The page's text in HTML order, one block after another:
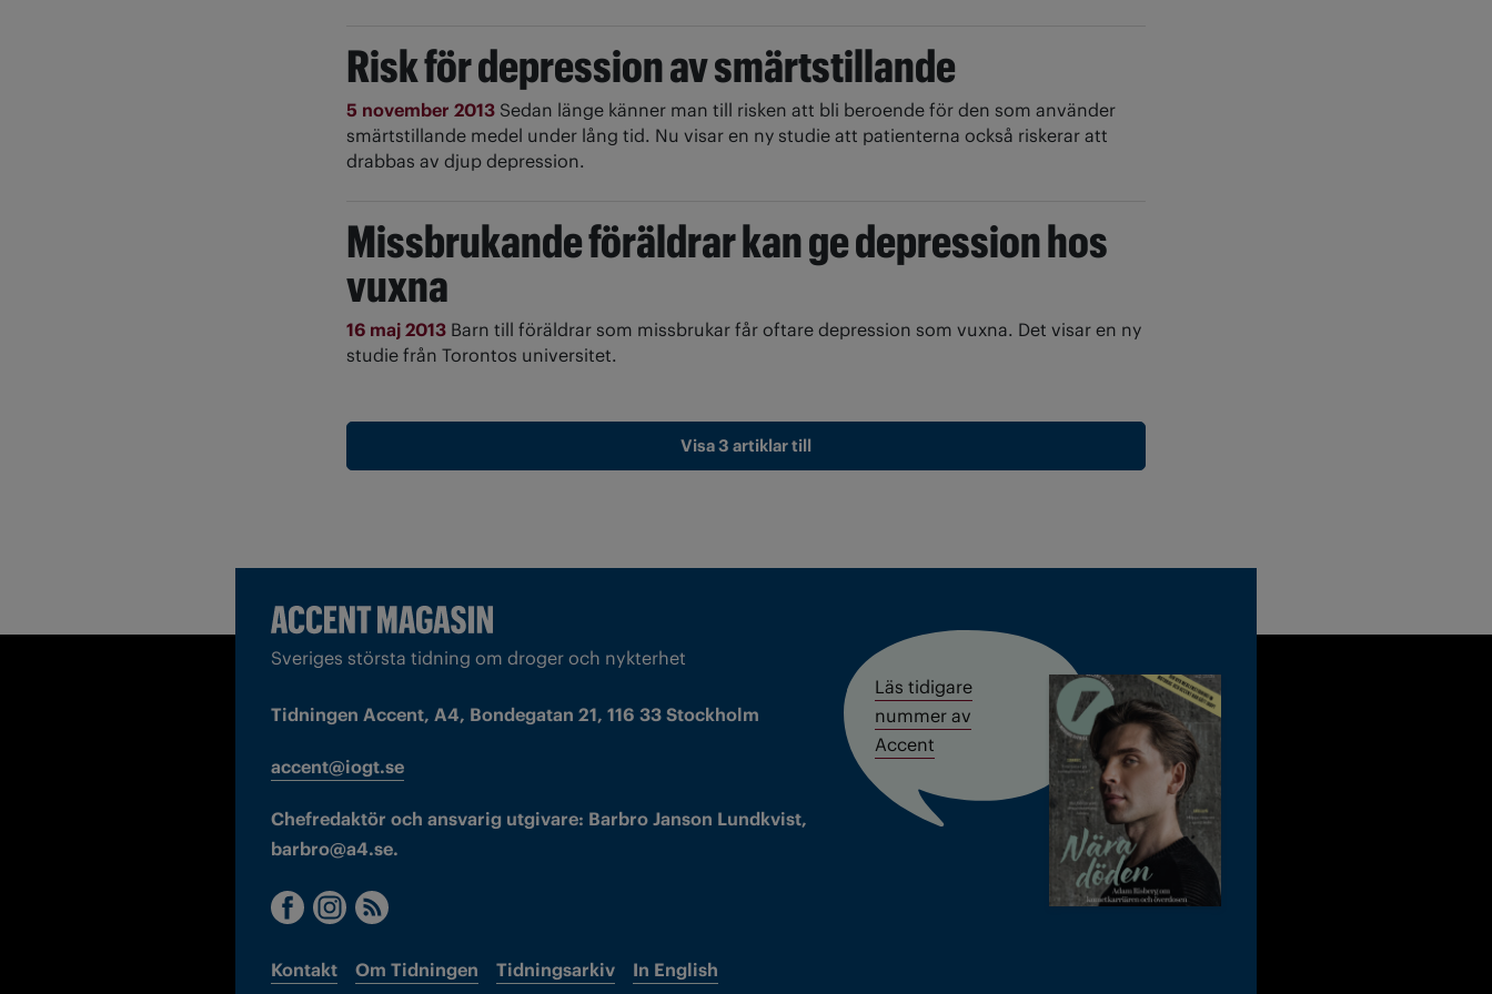
Risk för depression av smärtstillande
5 november 2013 Sedan länge känner man till risken att bli beroende för den som använder
smärtstillande medel under lång tid. Nu visar en ny studie att patienterna också riskerar att
drabbas av djup depression.
Missbrukande föräldrar kan ge depression hos
vuxna
16 maj 2013 Barn till föräldrar som missbrukar får oftare depression som vuxna. Det visar en ny
studie från Torontos universitet.
Visa 3 artiklar till
Sveriges största tidning om droger och nykterhet
Tidningen Accent, A4, Bondegatan 21, 116 33 Stockholm
accent@iogt.se
Chefredaktör och ansvarig utgivare: Barbro Janson Lundkvist,
barbro@a4.se.
Kontakt Om Tidningen Tidningsarkiv In English
Läs tidigare
nummer av
Accent